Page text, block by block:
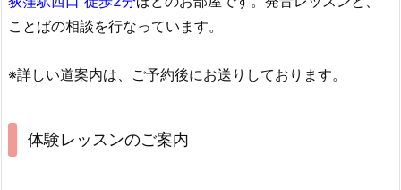
ことばの相談を行なっています。
※詳しい道案内は、ご予約後にお送りしております。
体験レッスンのご案内